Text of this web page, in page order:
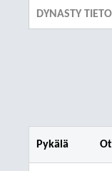
DYNASTY
Pykälä